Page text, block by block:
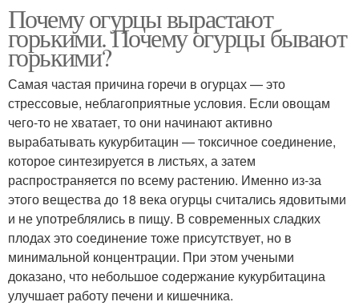
Почему огурцы вырастают
горькими. Почему огурцы бывают
горькими?
Самая частая причина горечи в огурцах — это
стрессовые, неблагоприятные условия. Если овощам
чего-то не хватает, то они начинают активно
вырабатывать кукурбитацин — токсичное соединение,
которое синтезируется в листьях, а затем
распространяется по всему растению. Именно из-за
этого вещества до 18 века огурцы считались ядовитыми
и не употреблялись в пищу. В современных сладких
плодах это соединение тоже присутствует, но в
минимальной концентрации. При этом учеными
доказано, что небольшое содержание кукурбитацина
улучшает работу печени и кишечника.